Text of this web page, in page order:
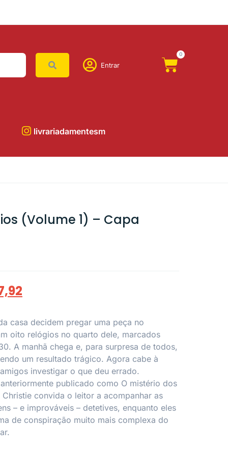
Entrar
0
livrariadamentesm
(Volume 1) – Capa
casa decidem pregar uma peça no
oito relógios no quarto dele, marcados
A manhã chega e, para surpresa de todos,
um resultado trágico. Agora cabe à
investigar o que deu errado.
publicado como O mistério dos
convida o leitor a acompanhar as
– e improváveis – detetives, enquanto eles
de conspiração muito mais complexa do